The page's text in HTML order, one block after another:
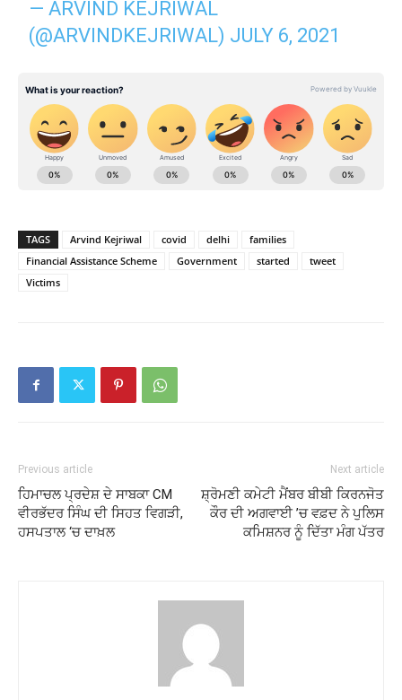
— ARVIND KEJRIWAL
(@ARVINDKEJRIWAL) JULY 6, 2021
TAGS Arvind Kejriwal covid delhi
families
Financial Assistance Scheme
Government started
tweet
Victims
Previous article
ਹਿਮਾਚਲ ਪ੍ਰਦੇਸ਼ ਦੇ ਸਾਬਕਾ CM
ਵੀਰਭੱਦਰ ਸਿੰਘ ਦੀ ਸਿਹਤ ਵਿਗੜੀ,
ਹਸਪਤਾਲ ‘ਚ ਦਾਖ਼ਲ
Next article
ਸ਼੍ਰੋਮਣੀ ਕਮੇਟੀ ਮੈਂਬਰ ਬੀਬੀ ਕਿਰਨਜੋਤ
ਕੌਰ ਦੀ ਅਗਵਾਈ ’ਚ ਵਫ਼ਦ ਨੇ ਪੁਲਿਸ
ਕਮਿਸ਼ਨਰ ਨੂੰ ਦਿੱਤਾ ਮੰਗ ਪੱਤਰ